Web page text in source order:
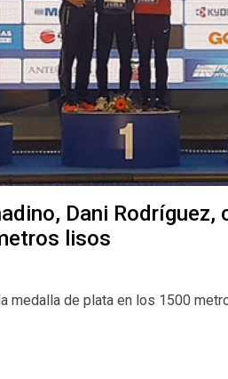
Dani Rodríguez,
lisos
medalla de plata en los 1500